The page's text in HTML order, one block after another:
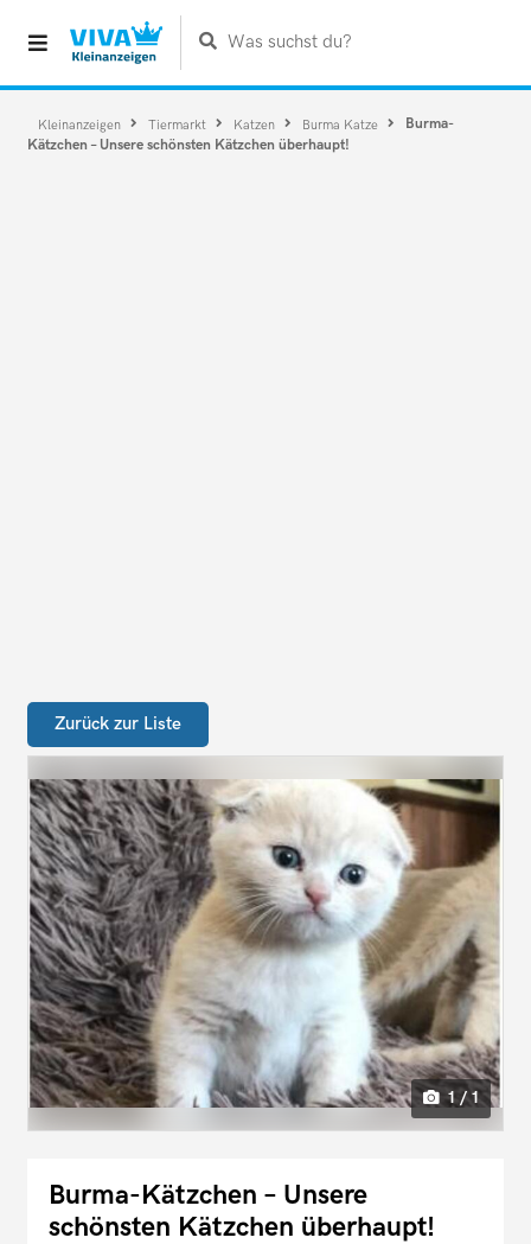
Was suchst du?
Kleinanzeigen Tiermarkt Katzen Burma Katze
Burma-
Kätzchen – Unsere schönsten Kätzchen überhaupt!
Zurück zur Liste
1 / 1
Burma-Kätzchen – Unsere
schönsten Kätzchen überhaupt!